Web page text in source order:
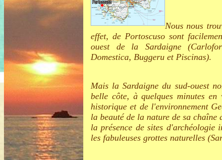
Nous nous
effet, de Portoscuso sont
ouest de la Sardaigne
Domestica, Buggeru et Piscinas).
Mais la Sardaigne du sud-ouest
belle côte, à quelques minutes
historique et de l'environnement
la beauté de la nature de sa
la présence de sites
les fabuleuses grottes naturelles